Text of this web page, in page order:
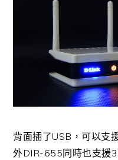
背面插了USB，可以支
外DIR-655同時也支援